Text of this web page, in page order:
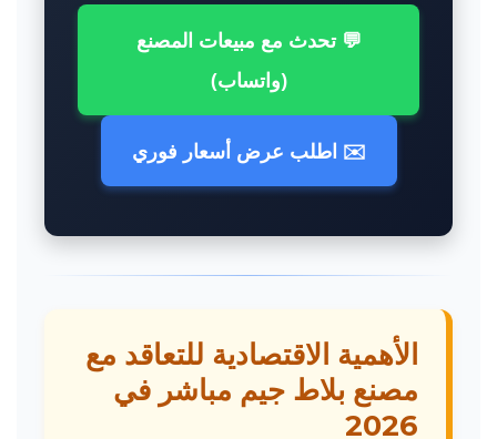
💬 تحدث مع مبيعات المصنع
(واتساب)
✉️ اطلب عرض أسعار فوري
الأهمية الاقتصادية للتعاقد مع
مصنع بلاط جيم مباشر في
2026